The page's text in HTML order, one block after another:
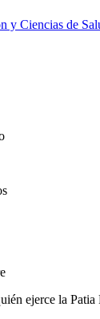
y Ciencias de
ejerce la Patia